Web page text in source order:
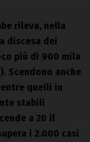
rileva, nella
discesa dei
più di 900 mila
Scendono anche
quelli in
stabili
a 20 il
i 2.000 casi